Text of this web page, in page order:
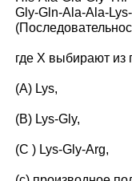
Gly-Gln-Ala-Ala-
где X выбирают
(A) Lys,
(B) Lys-Gly,
(C ) Lys-Gly-Arg,